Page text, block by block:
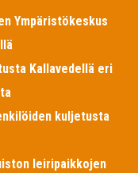
Ympäristökeskus
Kallavedellä eri
kuljetusta
leiripaikkojen